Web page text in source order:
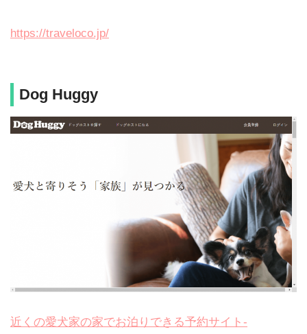
https://traveloco.jp/
Dog Huggy
近くの愛犬家の家でお泊りできる予約サイト-